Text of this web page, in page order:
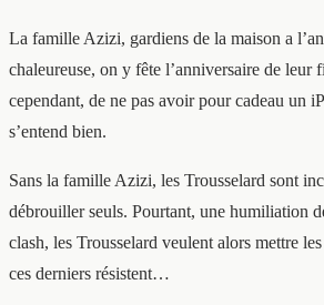
La famille Azizi, gardiens de la maison a
chaleureuse, on y fête l’anniversaire de leur
cependant, de ne pas avoir pour cadeau un
s’entend bien.
Sans la famille Azizi, les Trousselard sont
débrouiller seuls. Pourtant, une humiliation
clash, les Trousselard veulent alors mettre
ces derniers résistent…